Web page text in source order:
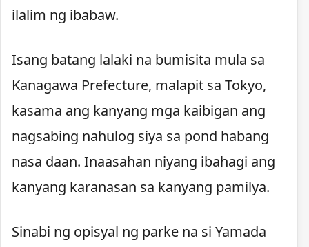
ilalim ng ibabaw.
Isang batang lalaki na bumisita mula sa
Kanagawa Prefecture, malapit sa Tokyo,
kasama ang kanyang mga kaibigan ang
nagsabing nahulog siya sa pond habang
nasa daan. Inaasahan niyang ibahagi ang
kanyang karanasan sa kanyang pamilya.
Sinabi ng opisyal ng parke na si Yamada